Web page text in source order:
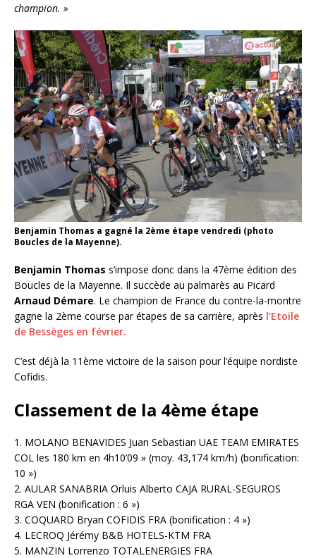
champion. »
Benjamin Thomas a gagné la 2ème étape vendredi (photo
Boucles de la Mayenne).
Benjamin Thomas s’impose donc dans la 47ème édition des
Boucles de la Mayenne. Il succède au palmarès au Picard
Arnaud Démare. Le champion de France du contre-la-montre
gagne la 2ème course par étapes de sa carrière, après l’Etoile
de Bessèges en février.
C’est déjà la 11ème victoire de la saison pour l’équipe nordiste
Cofidis.
Classement de la 4ème étape
1. MOLANO BENAVIDES Juan Sebastian UAE TEAM EMIRATES
COL les 180 km en 4h10’09 » (moy. 43,174 km/h) (bonification:
10 »)
2. AULAR SANABRIA Orluis Alberto CAJA RURAL-SEGUROS
RGA VEN (bonification : 6 »)
3. COQUARD Bryan COFIDIS FRA (bonification : 4 »)
4. LECROQ Jérémy B&B HOTELS-KTM FRA
5. MANZIN Lorrenzo TOTALENERGIES FRA